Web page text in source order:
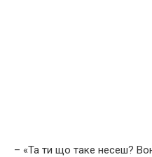
– «Та ти що таке несеш?